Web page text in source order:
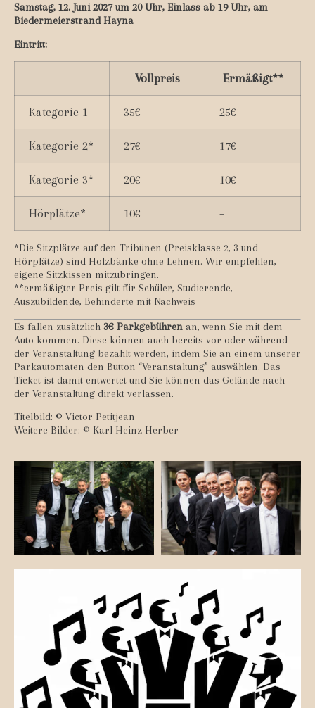
Samstag, 12. Juni 2027 um 20 Uhr, Einlass ab 19 Uhr, am
Biedermeierstrand Hayna
Eintritt:
Vollpreis Ermäßigt**
Kategorie 1 35€ 25€
Kategorie 2* 27€ 17€
Kategorie 3* 20€ 10€
Hörplätze* 10€ –
*Die Sitzplätze auf den Tribünen (Preisklasse 2, 3 und
Hörplätze) sind Holzbänke ohne Lehnen. Wir empfehlen,
eigene Sitzkissen mitzubringen.
**ermäßigter Preis gilt für Schüler, Studierende,
Auszubildende, Behinderte mit Nachweis
Es fallen zusätzlich 3€ Parkgebühren an, wenn Sie mit dem
Auto kommen. Diese können auch bereits vor oder während
der Veranstaltung bezahlt werden, indem Sie an einem unserer
Parkautomaten den Button “Veranstaltung” auswählen. Das
Ticket ist damit entwertet und Sie können das Gelände nach
der Veranstaltung direkt verlassen.
Titelbild: © Victor Petitjean
Weitere Bilder: © Karl Heinz Herber